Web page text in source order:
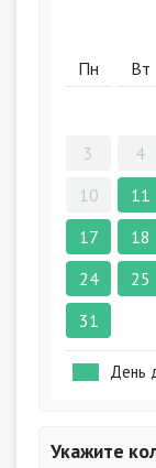
Пн
Вт
3
4
10
11
17
18
24
25
31
День
Укажите